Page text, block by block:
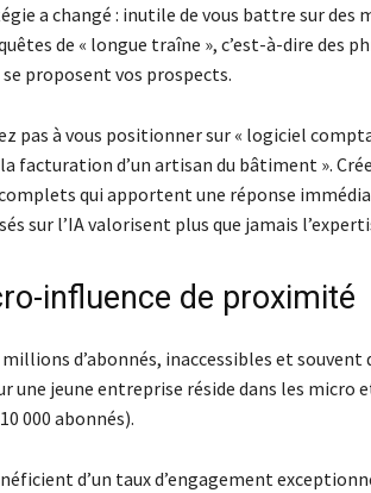
a changé : inutile de vous battre sur des
de « longue traîne », c’est-à-dire des
proposent vos prospects.
pas à vous positionner sur « logiciel
facturation d’un artisan du bâtiment ».
qui apportent une réponse
sur l’IA valorisent plus que jamais
influence de proximité
d’abonnés, inaccessibles et souvent
une jeune entreprise réside dans les micro
000 abonnés).
d’un taux d’engagement